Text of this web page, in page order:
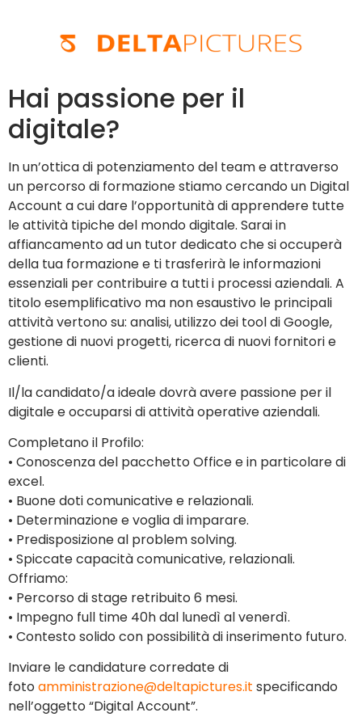
Hai passione per il
digitale?
In un’ottica di potenziamento del team e attraverso
un percorso di formazione stiamo cercando un Digital
Account a cui dare l’opportunità di apprendere tutte
le attività tipiche del mondo digitale. Sarai in
affiancamento ad un tutor dedicato che si occuperà
della tua formazione e ti trasferirà le informazioni
essenziali per contribuire a tutti i processi aziendali. A
titolo esemplificativo ma non esaustivo le principali
attività vertono su: analisi, utilizzo dei tool di Google,
gestione di nuovi progetti, ricerca di nuovi fornitori e
clienti.
Il/la candidato/a ideale dovrà avere passione per il
digitale e occuparsi di attività operative aziendali.
Completano il Profilo:
• Conoscenza del pacchetto Office e in particolare di
excel.
• Buone doti comunicative e relazionali.
• Determinazione e voglia di imparare.
• Predisposizione al problem solving.
• Spiccate capacità comunicative, relazionali.
Offriamo:
• Percorso di stage retribuito 6 mesi.
• Impegno full time 40h dal lunedì al venerdì.
• Contesto solido con possibilità di inserimento futuro.
Inviare le candidature corredate di
foto amministrazione@deltapictures.it specificando
nell’oggetto “Digital Account”.